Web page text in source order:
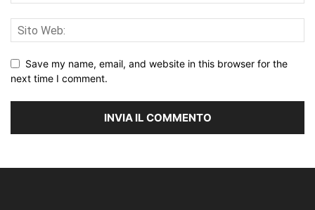
Save my name, email, and website in this browser for the
next time I comment.